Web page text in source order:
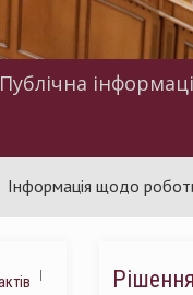
Публічна
щодо роботи КСУ
Рішення